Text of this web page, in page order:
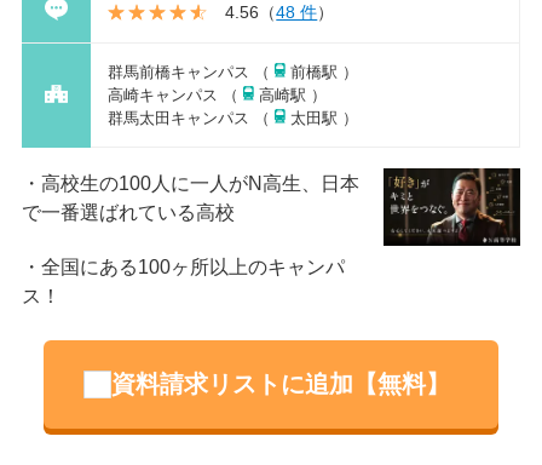
4.56 （48 件）
群馬前橋キャンパス （
前橋駅 ）
高崎キャンパス （
高崎駅 ）
群馬太田キャンパス （
太田駅 ）
高校生の100人に一人がN高生、日本
で一番選ばれている高校
全国にある100ヶ所以上のキャンパ
ス！
資料請求リストに追加【無料】